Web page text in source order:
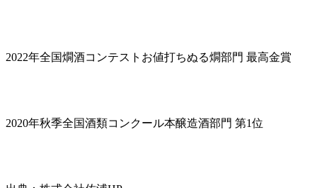
2022年全国燗酒コンテストお値打ちぬる燗部門 最高金賞
2020年秋季全国酒類コンクール本醸造酒部門 第1位